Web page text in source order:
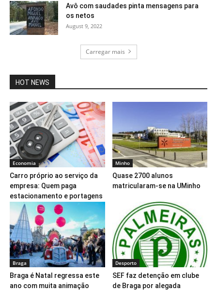
Avô com saudades pinta mensagens para
os netos
August 9, 2022
Carregar mais
HOT NEWS
Economia
Carro próprio ao serviço da
empresa: Quem paga
estacionamento e portagens
Minho
Quase 2700 alunos
matricularam-se na UMinho
Braga
Braga é Natal regressa este
ano com muita animação
Desporto
SEF faz detenção em clube
de Braga por alegada